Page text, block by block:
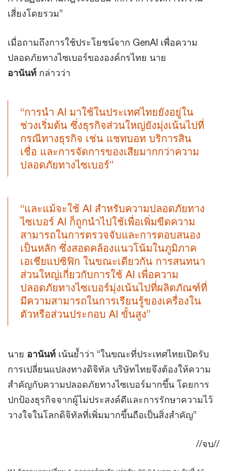
เสี่ยงโดยรวม”
เมื่อถามถึงการใช้ประโยชน์จาก GenAI เพื่อความ
ปลอดภัยทางไซเบอร์ขององค์กรไทย นาย
อานันท์ กล่าวว่า
“การนำ AI มาใช้ในประเทศไทยยังอยู่ใน
ช่วงเริ่มต้น ซึ่งธุรกิจส่วนใหญ่ยังมุ่งเน้นไปที่
กรณีทางธุรกิจ เช่น แชทบอท บริการสิน
เชื่อ และการจัดการของเสียมากกว่าความ
ปลอดภัยทางไซเบอร์”
“และแม้จะใช้ AI สำหรับความปลอดภัยทาง
ไซเบอร์ AI ก็ถูกนำไปใช้เพื่อเพิ่มขีดความ
สามารถในการตรวจจับและการตอบสนอง
เป็นหลัก ซึ่งสอดคล้องแนวโน้มในภูมิภาค
เอเชียแปซิฟิก ในขณะเดียวกัน การสนทนา
ส่วนใหญ่เกี่ยวกับการใช้ AI เพื่อความ
ปลอดภัยทางไซเบอร์มุ่งเน้นไปที่ผลิตภัณฑ์ที่
มีความสามารถในการเรียนรู้ของเครื่องใน
ตัวหรือส่วนประกอบ AI ขั้นสูง”
นาย อานันท์ เน้นย้ำว่า “ในขณะที่ประเทศไทยเปิดรับ
การเปลี่ยนแปลงทางดิจิทัล บริษัทไทยจึงต้องให้ความ
สำคัญกับความปลอดภัยทางไซเบอร์มากขึ้น โดยการ
ปกป้องธุรกิจจากผู้ไม่ประสงค์ดีและการรักษาความไว้
วางใจในโลกดิจิทัลที่เพิ่มมากขึ้นถือเป็นสิ่งสำคัญ”
//จบ//